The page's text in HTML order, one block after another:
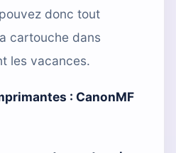
donc tout
cartouche dans
les vacances.
: CanonMF